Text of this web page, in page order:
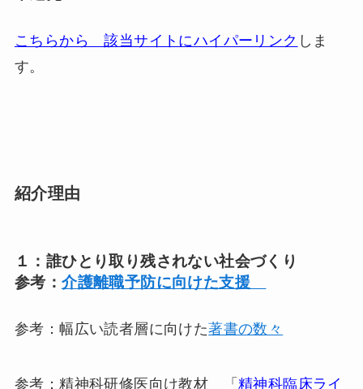
こちらから 該当サイトにハイパーリンク しま
す。
紹介理由
１：誰ひとり取り残されない社会づくり
参考：介護離職予防に向けた支援
参考：幅広い読者層に向けた著書の数々
参考：精神科研修医向け教材 「 精神科臨床ライ